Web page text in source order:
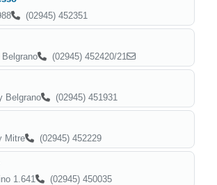
(02945) 452351
(02945) 452420/21
Belgrano
(02945) 451931
Mitre
(02945) 452229
1.641
(02945) 450035